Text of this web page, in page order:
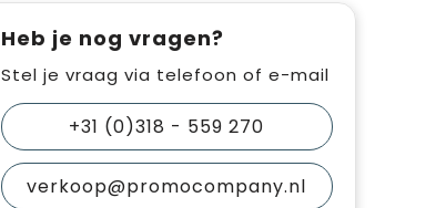
Heb je nog vragen?
Stel je vraag via telefoon of e-mail
+31 (0)318 - 559 270
verkoop@promocompany.nl